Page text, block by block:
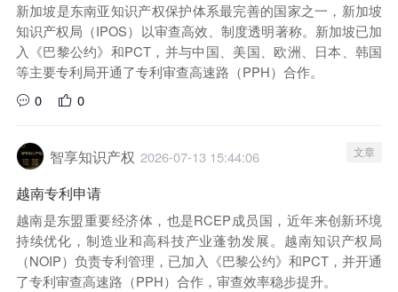
新加坡是东南亚知识产权保护体系最完善的国家之一，新加坡
知识产权局（IPOS）以审查高效、制度透明著称。新加坡已加
入《巴黎公约》和PCT，并与中国、美国、欧洲、日本、韩国
等主要专利局开通了专利审查高速路（PPH）合作。
0
0
智享知识产权 2026-07-13 15:44:06 文章
越南专利申请
越南是东盟重要经济体，也是RCEP成员国，近年来创新环境
持续优化，制造业和高科技产业蓬勃发展。越南知识产权局
（NOIP）负责专利管理，已加入《巴黎公约》和PCT，并开通
了专利审查高速路（PPH）合作，审查效率稳步提升。